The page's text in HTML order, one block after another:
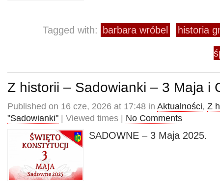
Tagged with: barbara wróbel historia
Z historii – Sadowianki – 3 Maja i
Published on 16 cze, 2026 at 17:48 in Aktualności, Z
"Sadowianki" | Viewed times | No Comments
SADOWNE – 3 Maja 2025.